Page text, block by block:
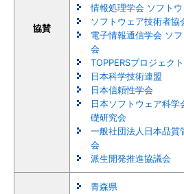
協賛
情報処理学会 ソフト
ソフトウェア技術者協
電子情報通信学会 ソ
会
TOPPERSプロジェクト
日本科学技術連盟
日本信頼性学会
日本ソフトウェア科
礎研究会
一般社団法人日本品質
会
派生開発推進協議会
青森県